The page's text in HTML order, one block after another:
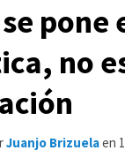
pone
no
Juanjo Brizuelaen